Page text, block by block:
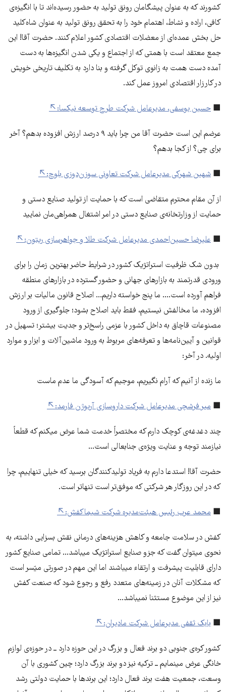
کشورند که به عنوان پیشگامان رونق تولید به حضور رسیده‌اند تا با انگیزه‌ی
کافی، اراده و نشاط، اهتمام خود را به تحقق رونق تولید به عنوان شاه‌کلید
حل بخش عمده‌ای از معضلات اقتصادی کشور اعلام کنند. حضرت آقا! این
جمع معتقد است با همتی که از اجتماع و یکی شدن انگیزه‌ها به دست
آمده دست همت به زانوی توکل گرفته و بنا دارد به تکلیف تاریخی خویش
در کارزار اقتصادی امروز عمل کند.
■ حسین یوسفی، مدیرعامل شرکت طرح توسعه نیکسا:
عرضم این است حضرت آقا من چرا باید ۹ درصد ارزش افزوده بدهم؟ آخر
برای چی؟ از کجا بدهم؟
■ شهین شهرکی مدیرعامل شرکت تعاونی سوزن‌دوزی بلوچ:
از آن مقام محترم متقاضی است که با حمایت از تولید صنایع دستی و
حمایت از وزارتخانه‌ی صنایع دستی در امر اشتغال همراهی‌مان نمایید
■ علیرضا حسین‌‌احمدی مدیرعامل شرکت طلا و جواهرسازی ریتون:
بدون شک ظرفیت استراتژیک کشور در شرایط حاضر بهترین زمان را برای
ورودی قدرتمند به بازارهای جهانی و حضور گسترده در بازارهای منطقه
فراهم آورده است.... ما پنج خواسته داریم... اصلاح قانون مالیات بر ارزش
افزوده، ما مخالفش نیستیم، فقط باید اصلاح بشود؛ جلوگیری از ورود
مصنوعات قاچاق به داخل کشور با عزمی راسخ‌تر و جدیت بیشتر؛ تسهیل در
قوانین و آیین‌نامه‌ها و تعرفه‌های مربوط به ورود ماشین‌آلات و ابزار و موارد
اولیه. در آخر:
ما زنده از آنیم که آرام نگیریم، موجیم که آسودگی ما عدم ماست
■ میر فرشچی مدیرعامل شرکت داروسازی آریوژن فارمد:
چند دغدغه‌ی کوچک دارم که مختصراً خدمت شما عرض میکنم که قطعاً
نیازمند توجه و عنایت ویژه‌ی جنابعالی است...
حضرت آقا! استدعا دارم به فریاد تولیدکنندگان برسید که خیلی تنهاییم، چرا
که در این روزگار هر شرکتی که موفق‌تر است تنهاتر است.
■ محمد عرب رئیس هیئت‌مدیره شرکت شیماکفش:
کفش در سلامت جامعه و کاهش هزینه‌های درمانی نقش بسزایی داشته، به
نحوی میتوان گفت که جزو صنایع استراتژیک میباشد... تمامی صنایع کشور
دارای قابلیت پیشرفت و ارتقاء میباشند اما این مهم در صورتی میّسر است
که مشکلات آنان در زمینه‌های متعدد رفع و رجوع شود که صنعت کفش
نیز از این موضوع مستثنا نمیباشد...
■ بابک ثقفی مدیرعامل شرکت مادیران:
کشور کره‌ی جنوبی دو برند فعال و بزرگ در این حوزه دارد ــ در حوزه‌ی لوازم
خانگی عرض مینمایم ــ ترکیه نیز دو برند بزرگ دارد؛ چین کشوری با آن
وسعت، جمعیت هفت برند فعال دارد؛ این برندها با حمایت دولتی رشد